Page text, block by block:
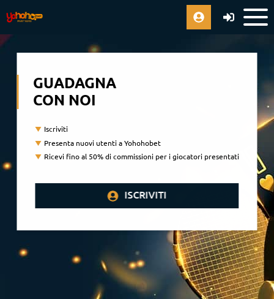
GUADAGNA
CON NOI
Iscriviti
Presenta nuovi utenti a Yohohobet
Ricevi fino al 50% di commissioni per i giocatori presentati
ISCRIVITI